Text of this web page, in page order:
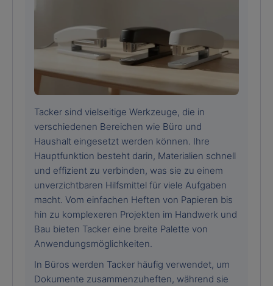
Tacker sind vielseitige Werkzeuge, die in
verschiedenen Bereichen wie Büro und
Haushalt eingesetzt werden können. Ihre
Hauptfunktion besteht darin, Materialien schnell
und effizient zu verbinden, was sie zu einem
unverzichtbaren Hilfsmittel für viele Aufgaben
macht. Vom einfachen Heften von Papieren bis
hin zu komplexeren Projekten im Handwerk und
Bau bieten Tacker eine breite Palette von
Anwendungsmöglichkeiten.
In Büros werden Tacker häufig verwendet, um
Dokumente zusammenzuheften, während sie